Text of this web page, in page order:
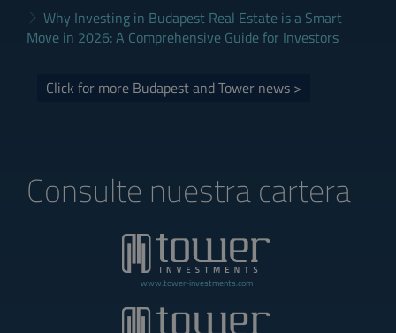
Why Investing in Budapest Real Estate is a Smart
Move in 2026: A Comprehensive Guide for Investors
Click for more Budapest and Tower news >
Consulte nuestra cartera
www.tower-investments.com